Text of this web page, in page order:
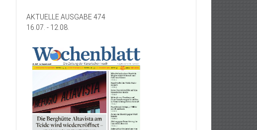
AKTUELLE AUSGABE 474
16.07. - 12.08.